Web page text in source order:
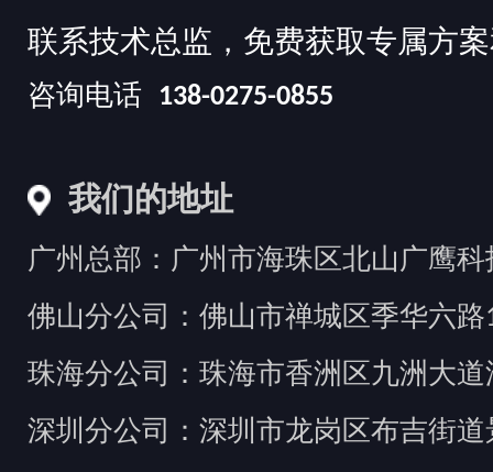
联系技术总监，免费获取专属方
咨询电话 138-0275-0855
我们的地址
广州总部：广州市海珠区北山广鹰科
佛山分公司：佛山市禅城区季华六路
珠海分公司：珠海市香洲区九洲大道
深圳分公司：深圳市龙岗区布吉街